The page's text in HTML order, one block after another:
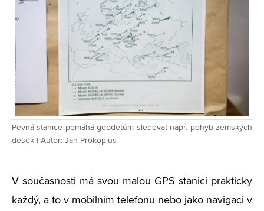
Pevná stanice pomáhá geodetům sledovat např. pohyb zemských
desek | Autor: Jan Prokopius
V současnosti má svou malou GPS stanici prakticky
každý, a to v mobilním telefonu nebo jako navigaci v